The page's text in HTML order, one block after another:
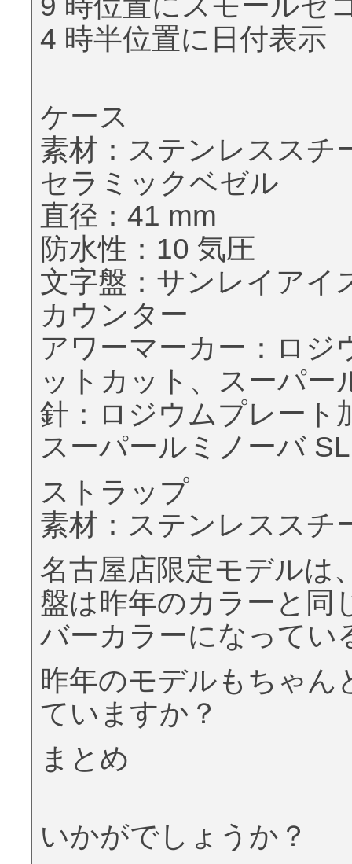
4 時半位置に日付表示
ケース
素材：ステンレススチ
セラミックベゼル
直径：41 mm
防水性：10 気圧
文字盤：サンレイアイ
カウンター
アワーマーカー：ロジ
ットカット、スーパー
針：ロジウムプレート
スーパールミノーバ
ストラップ
素材：ステンレススチ
名古屋店限定モデルは
盤は昨年のカラーと同
バーカラーになってい
昨年のモデルもちゃん
ていますか？
まとめ
いかがでしょうか？